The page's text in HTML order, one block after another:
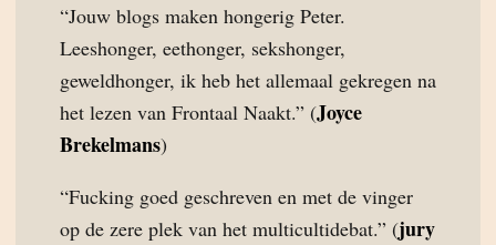
“Jouw blogs maken hongerig Peter.
Leeshonger, eethonger, sekshonger,
geweldhonger, ik heb het allemaal gekregen na
het lezen van Frontaal Naakt.” (Joyce
Brekelmans)
“Fucking goed geschreven en met de vinger
op de zere plek van het multicultidebat.” (jury